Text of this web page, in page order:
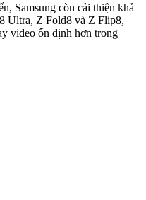
Samsung còn cải thiện khả
Ultra, Z Fold8 và Z Flip8,
video ổn định hơn trong